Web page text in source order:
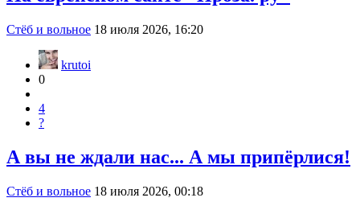
Стёб и вольное 18 июля 2026, 16:20
krutoi
0
4
?
А вы не ждали нас... А мы припёрлися!
Стёб и вольное 18 июля 2026, 00:18